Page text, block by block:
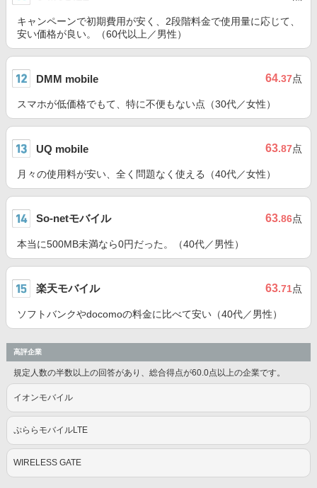
キャンペーンで初期費用が安く、2段階料金で使用量に応じて、
安い価格が良い。（60代以上／男性）
DMM mobile 64.37点
スマホが低価格でもて、特に不便もない点（30代／女性）
UQ mobile 63.87点
月々の使用料が安い、全く問題なく使える（40代／女性）
So-netモバイル 63.86点
本当に500MB未満なら0円だった。（40代／男性）
楽天モバイル 63.71点
ソフトバンクやdocomoの料金に比べて安い（40代／男性）
高評企業
規定人数の半数以上の回答があり、総合得点が60.0点以上の企業です。
イオンモバイル
ぷららモバイルLTE
WIRELESS GATE